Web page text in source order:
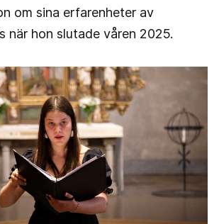
om sina erfarenheter av
när hon slutade våren 2025.